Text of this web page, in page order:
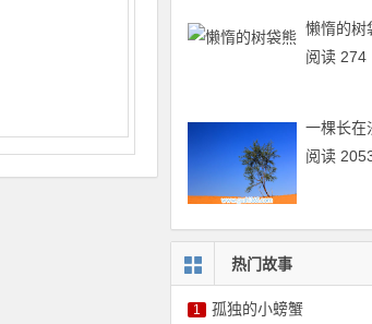
懒惰的树
阅读 274
一棵长在
阅读
热门故事
1 孤独的小螃蟹